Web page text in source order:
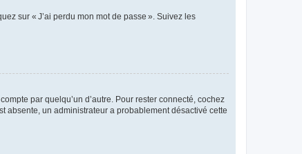
sur « J’ai perdu mon mot de passe ». Suivez les
par quelqu’un d’autre. Pour rester connecté, cochez
absente, un administrateur a probablement désactivé cette